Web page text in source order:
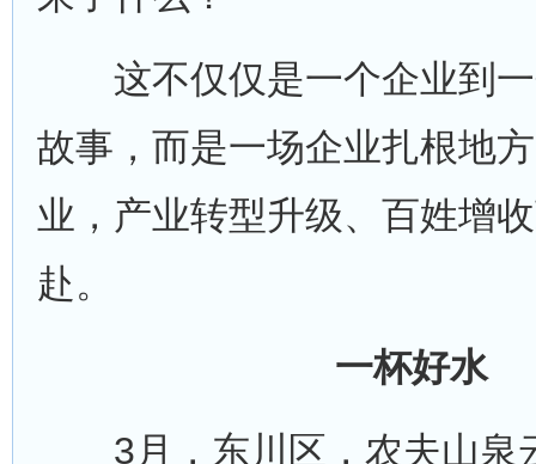
这不仅仅是一个企业到一
故事，而是一场企业扎根地
业，产业转型升级、百姓增
赴。
一杯好水
3月，东川区，农夫山泉